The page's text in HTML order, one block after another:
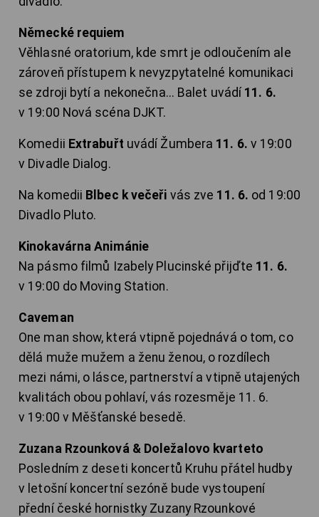
Německé requiem
Věhlasné oratorium, kde smrt je odloučením ale
zároveň přístupem k nevyzpytatelné komunikaci
se zdroji bytí a nekonečna... Balet uvádí 11. 6.
v 19:00 Nová scéna DJKT.
Komedii Extrabuřt uvádí Žumbera 11. 6. v 19:00
v Divadle Dialog.
Na komedii Blbec k večeři vás zve 11. 6. od 19:00
Divadlo Pluto.
Kinokavárna Animánie
Na pásmo filmů Izabely Plucinské přijďte 11. 6.
v 19:00 do Moving Station.
Caveman
One man show, která vtipně pojednává o tom, co
dělá muže mužem a ženu ženou, o rozdílech
mezi námi, o lásce, partnerství a vtipně utajených
kvalitách obou pohlaví, vás rozesměje 11. 6.
v 19:00 v Měšťanské besedě.
Zuzana Rzounková & Doležalovo kvarteto
Posledním z deseti koncertů Kruhu přátel hudby
v letošní koncertní sezóně bude vystoupení
přední české hornistky Zuzany Rzounkové